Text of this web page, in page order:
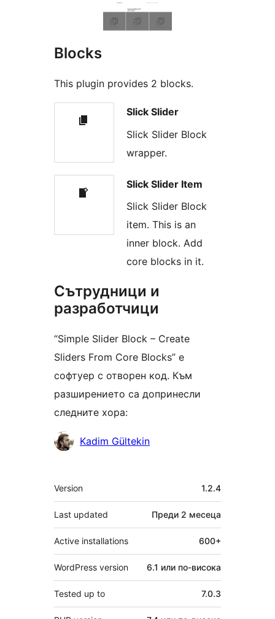
Blocks
This plugin provides 2 blocks.
Slick Slider
Slick Slider Block
wrapper.
Slick Slider Item
Slick Slider Block
item. This is an
inner block. Add
core blocks in it.
Сътрудници и
разработчици
“Simple Slider Block – Create
Sliders From Core Blocks” е
софтуер с отворен код. Към
разширението са допринесли
следните хора:
Сътрудници
Kadim Gültekin
Мета
Version 1.2.4
Last updated Преди 2 месеца
Active installations 600+
WordPress version 6.1 или по-висока
Tested up to 7.0.3